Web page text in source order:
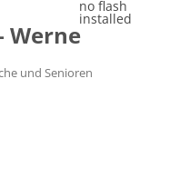
Werne
und Senioren
no flash
installed